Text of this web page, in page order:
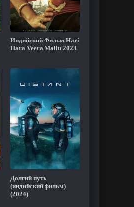
Индийский Фильм Hari
Hara Veera Mallu 2023
Долгий путь
(индийский фильм)
(2024)